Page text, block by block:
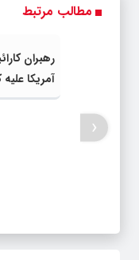
مطالب مرتبط
رهبران
آمریکا
‹